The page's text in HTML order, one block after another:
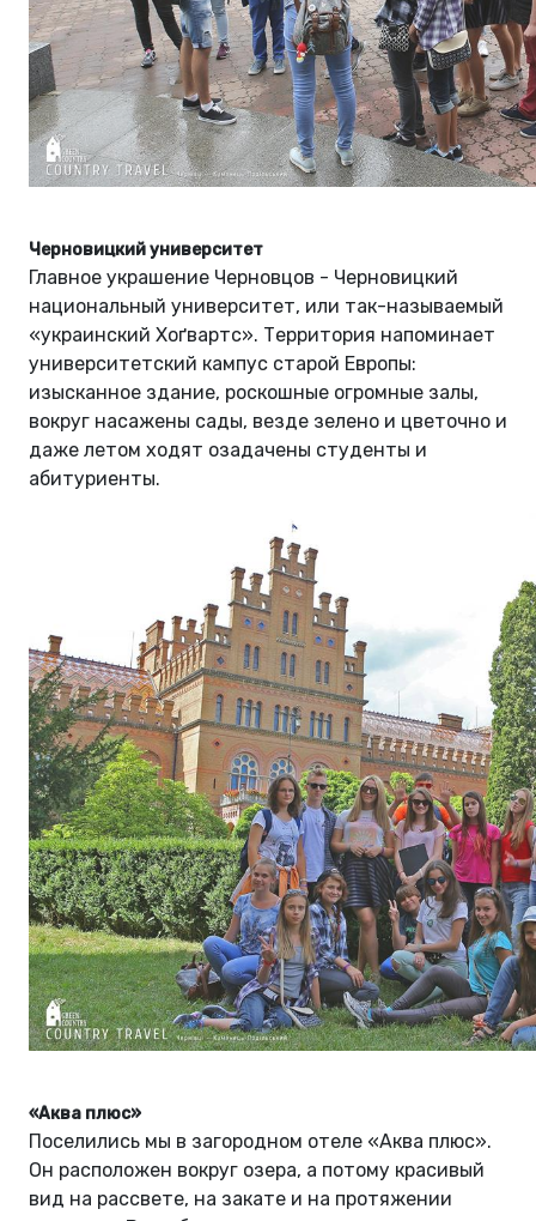
Черновицкий университет
Главное украшение Черновцов - Черновицкий
национальный университет, или так-называемый
«украинский Хоґвартс». Территория напоминает
университетский кампус старой Европы:
изысканное здание, роскошные огромные залы,
вокруг насажены сады, везде зелено и цветочно и
даже летом ходят озадачены студенты и
абитуриенты.
«Аква плюс»
Поселились мы в загородном отеле «Аква плюс».
Он расположен вокруг озера, а потому красивый
вид на рассвете, на закате и на протяжении